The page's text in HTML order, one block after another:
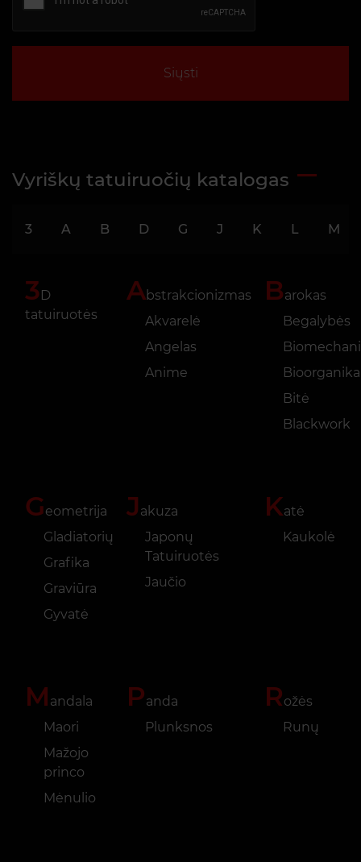
Siųsti
Vyriškų tatuiruočių katalogas
3 A B D G J K L M
3D
tatuiruotės
Abstrakcionizmas
Akvarelė
Angelas
Anime
Barokas
Begalybės
Bioorganika
Bitė
Blackwork
Geometrija
Gladiatorių
Grafika
Graviūra
Gyvatė
J akuza
Japonų
Tatuiruotės
Jaučio
Katė
Kaukolė
M andala
Maori
Mažojo
princo
Mėnulio
Panda
Plunksnos
Rožės
Runų